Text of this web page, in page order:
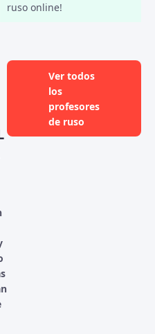
ruso online!
Ver todos
los
profesores
de ruso